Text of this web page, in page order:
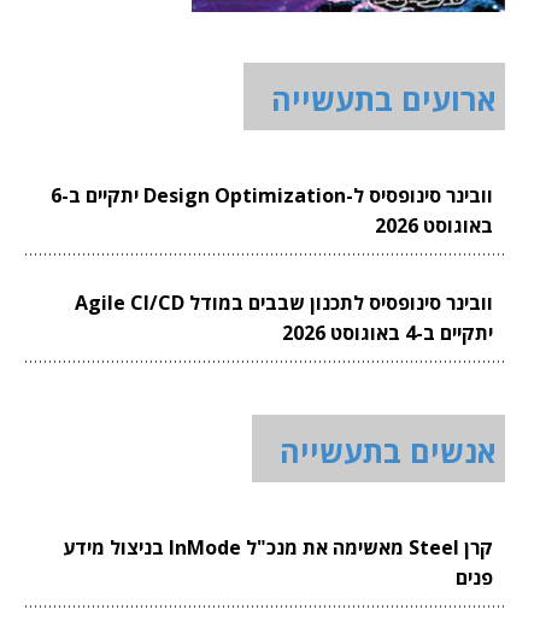
ארועים בתעשייה
וובינר סינופסיס ל-Design Optimization יתקיים ב-6
באוגוסט 2026
וובינר סינופסיס לתכנון שבבים במודל Agile CI/CD
יתקיים ב-4 באוגוסט 2026
אנשים בתעשייה
קרן Steel מאשימה את מנכ"ל InMode בניצול מידע
פנים